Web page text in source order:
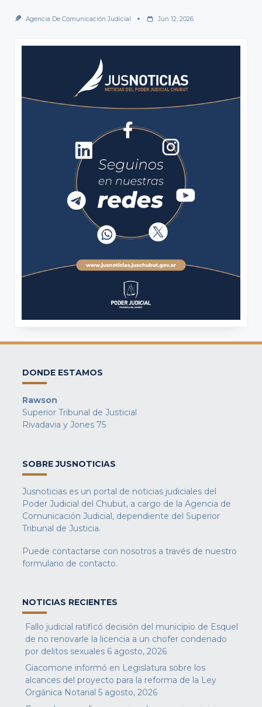
Agencia De Comunicación Judicial Jun 12, 2026
DONDE ESTAMOS
Rawson
Superior Tribunal de Justicial
Rivadavia y Jones 75
SOBRE JUSNOTICIAS
Jusnoticias es un portal de noticias judiciales del
Poder Judicial del Chubut, a cargo de la Agencia de
Comunicación Judicial, dependiente del Superior
Tribunal de Justicia.
Puede contactarse con nosotros a través de nuestro
formulario de contacto.
NOTICIAS RECIENTES
Fallo judicial ratificó decisión del municipio de Esquel
de no renovarle la licencia a un chofer condenado
por delitos sexuales 6 agosto, 2026
Giacomone informó en Legislatura sobre los
alcances del proyecto para la reforma de la Ley
Orgánica Notarial 5 agosto, 2026